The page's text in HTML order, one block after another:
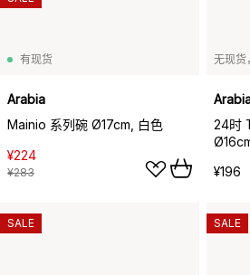
有现货
Arabia
Mainio 系列碗 Ø17cm, 白色
¥224
¥283
无现货
24时
¥196
SALE SALE